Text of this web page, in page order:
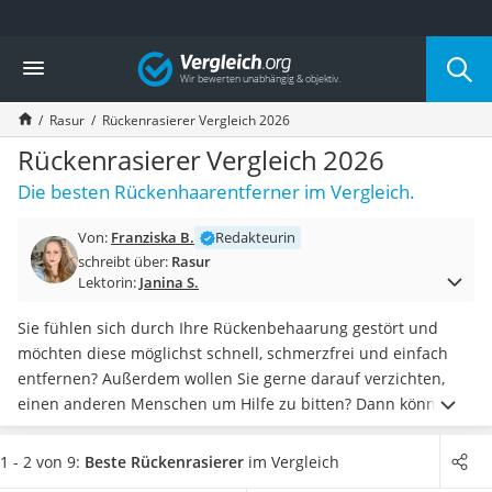
Die beliebtesten Vergleiche nach Kategorie
Drogerie
Inhalator
Haarschneider
Rollator
Braun Rasierer
Katzenklappe (Chip)
Masturbator
Massagepistole
Reisehaartrockner
Eiweißpulver
Magnesiumpräparat
Katzenklappe
Nackenmassagegerät
Zeckenschutz Katze
Vergleich
Rasur Rückenrasierer Vergleich 2026
Rückenrasierer Vergleich 2026
Die besten Rückenhaarentferner im Vergleich.
Von: Franziska B.
Redakteurin
schreibt über: Rasur
Lektorin: Janina S.
Sie fühlen sich durch Ihre Rückenbehaarung gestört und
möchten diese möglichst schnell, schmerzfrei und einfach
entfernen? Außerdem wollen Sie gerne darauf verzichten,
einen anderen Menschen um Hilfe zu bitten? Dann könnte
ein Rückenrasierer die geeignete Wahl für Sie sein. Die
praktischen Helferunterstützen Sie dank langem Griff bei
1 - 2 von 9: Beste Rückenrasierer im Vergleich